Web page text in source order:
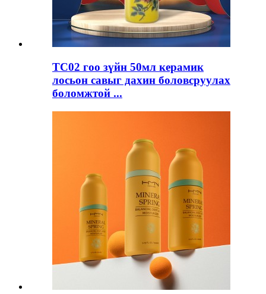
TC02 гоо зүйн 50мл керамик
лосьон савыг дахин боловсруулах
боломжтой ...